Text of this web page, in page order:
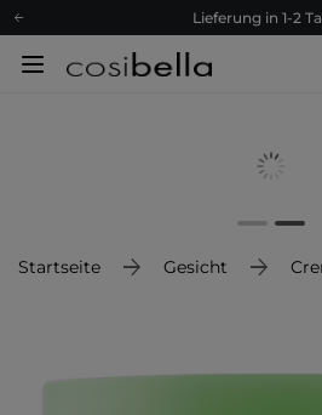
Lieferung in 1-2
Empfehle uns weiter und
Versand nach Deutschland
Lieferung in 1-2
Empfehle uns weiter und
Startseite Gesicht